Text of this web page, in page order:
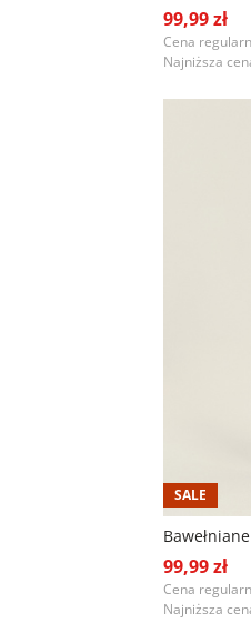
99,99 zł
Cena
Najniższa
SALE
99,99 zł
Cena
Najniższa